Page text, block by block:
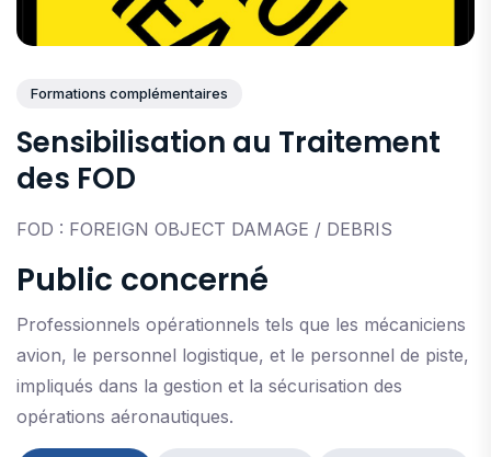
Formations complémentaires
Sensibilisation au Traitement
des FOD
FOD : FOREIGN OBJECT DAMAGE / DEBRIS
Public concerné
Professionnels opérationnels tels que les mécaniciens
avion, le personnel logistique, et le personnel de piste,
impliqués dans la gestion et la sécurisation des
opérations aéronautiques.